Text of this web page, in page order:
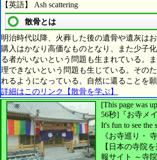
【英語】 Ash scattering
散骨とは
明治時代以降、火葬した後の遺骨や遺灰は
購入はかなり高価なものとなり、また少子
る者がいないという問題も生まれている。
理できないという問題も生じている。その
れるようになっている。自然に還ることを
詳細はこのリンク【散骨を学ぶ】
[This page was
56秒] 『お寺メ
It's fun to see the
《お寺巡り・
【日本の寺院
報サイト ～寺